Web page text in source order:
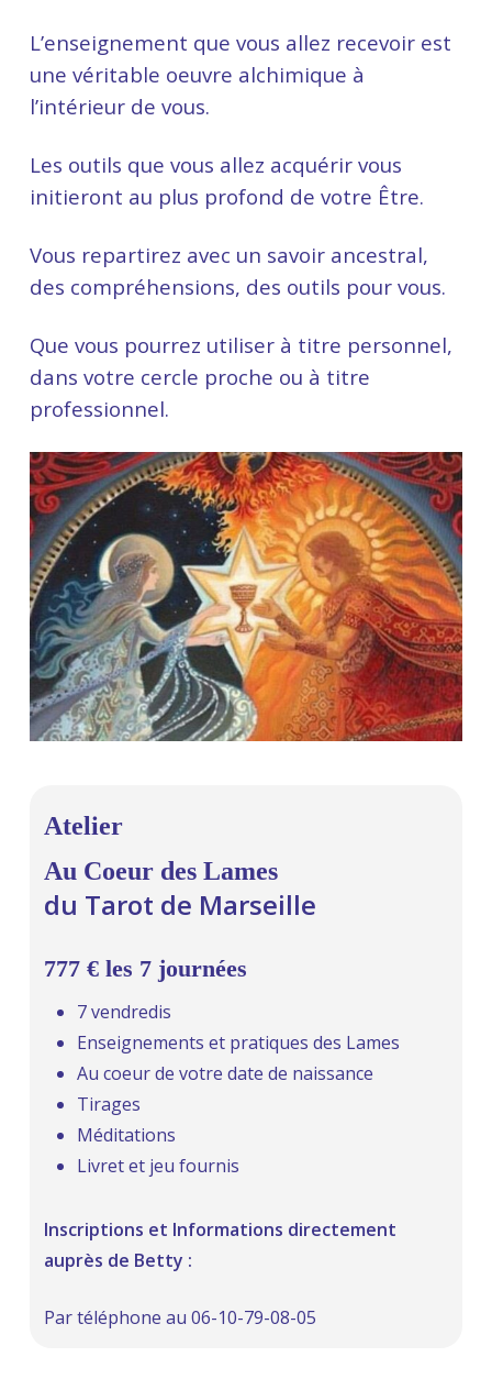
L’enseignement que vous allez recevoir est
une véritable oeuvre alchimique à
l’intérieur de vous.
Les outils que vous allez acquérir vous
initieront au plus profond de votre Être.
Vous repartirez avec un savoir ancestral,
des compréhensions, des outils pour vous.
Que vous pourrez utiliser à titre personnel,
dans votre cercle proche ou à titre
professionnel.
Atelier
Au Coeur des Lames
du Tarot de Marseille
777 € les 7 journées
7 vendredis
Enseignements et pratiques des Lames
Au coeur de votre date de naissance
Tirages
Méditations
Livret et jeu fournis
Inscriptions et Informations directement
auprès de Betty :
Par téléphone au 06-10-79-08-05